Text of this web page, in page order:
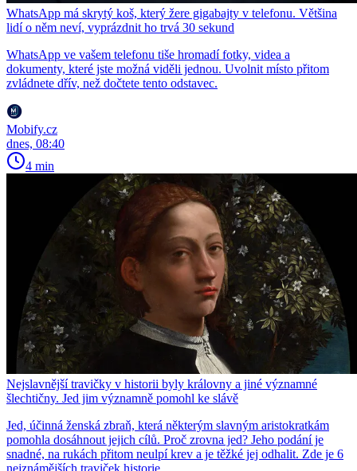
WhatsApp má skrytý koš, který žere gigabajty v telefonu. Většina
lidí o něm neví, vyprázdnit ho trvá 30 sekund
WhatsApp ve vašem telefonu tiše hromadí fotky, videa a
dokumenty, které jste možná viděli jednou. Uvolnit místo přitom
zvládnete dřív, než dočtete tento odstavec.
Mobify.cz
dnes, 08:40
4 min
Nejslavnější travičky v historii byly královny a jiné významné
šlechtičny. Jed jim významně pomohl ke slávě
Jed, účinná ženská zbraň, která některým slavným aristokratkám
pomohla dosáhnout jejich cílů. Proč zrovna jed? Jeho podání je
snadné, na rukách přitom neulpí krev a je těžké jej odhalit. Zde je 6
nejznámějších traviček historie.